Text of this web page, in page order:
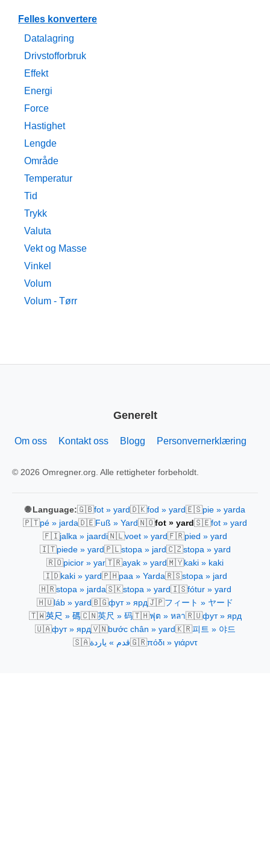
Felles konvertere
Datalagring
Drivstofforbruk
Effekt
Energi
Force
Hastighet
Lengde
Område
Temperatur
Tid
Trykk
Valuta
Vekt og Masse
Vinkel
Volum
Volum - Tørr
Generelt
Om oss Kontakt oss Blogg Personvernerklæring
© 2026 Omregner.org. Alle rettigheter forbeholdt.
🌐 Language:🇬🇧fot » yard🇩🇰fod » yard🇪🇸pie » yarda
🇵🇹pé » jarda🇩🇪Fuß » Yard🇳🇴fot » yard 🇸🇪fot » yard
🇫🇮jalka » jaardi🇳🇱voet » yard🇫🇷pied » yard
🇮🇹piede » yard🇵🇱stopa » jard🇨🇿stopa » yard
🇷🇴picior » yar🇹🇷ayak » yard🇲🇾kaki » kaki
🇮🇩kaki » yard🇵🇭paa » Yarda🇷🇸stopa » jard
🇭🇷stopa » jarda🇸🇰stopa » yard🇮🇸fótur » yard
🇭🇺láb » yard🇧🇬фут » ярд🇯🇵フィート » ヤード
🇹🇼英尺 » 碼🇨🇳英尺 » 码🇹🇭ฟุต » หลา🇷🇺фут » ярд
🇺🇦фут » ярд🇻🇳bước chân » yard🇰🇷피트 » 야드
🇸🇦قدم » ياردة🇬🇷πόδι » γιάρντ